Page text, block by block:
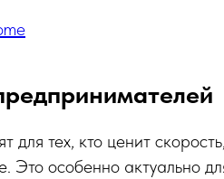
для тех, кто ценит скорость,
Это особенно актуально